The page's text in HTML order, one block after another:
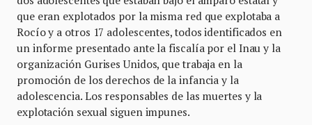
que eran explotados por la misma red que explotaba a
Rocío y a otros 17 adolescentes, todos identificados en
un informe presentado ante la fiscalía por el Inau y la
organización Gurises Unidos, que trabaja en la
promoción de los derechos de la infancia y la
adolescencia. Los responsables de las muertes y la
explotación sexual siguen impunes.